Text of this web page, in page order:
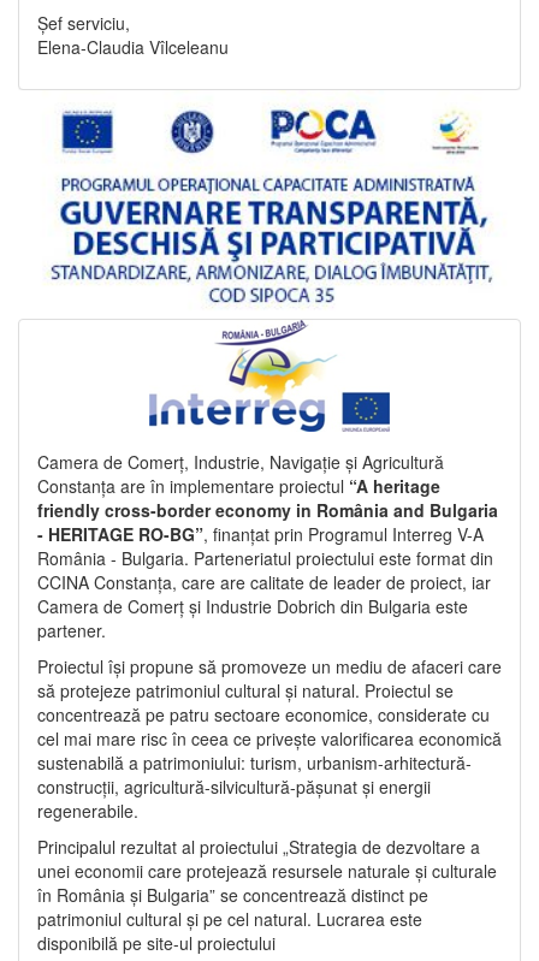
Șef serviciu,
Elena-Claudia Vîlceleanu
Camera de Comerț, Industrie, Navigație și Agricultură
Constanța are în implementare proiectul “A heritage
friendly cross-border economy in România and Bulgaria
- HERITAGE RO-BG”, finanțat prin Programul Interreg V-A
România - Bulgaria. Parteneriatul proiectului este format din
CCINA Constanța, care are calitate de leader de proiect, iar
Camera de Comerț și Industrie Dobrich din Bulgaria este
partener.
Proiectul își propune să promoveze un mediu de afaceri care
să protejeze patrimoniul cultural și natural. Proiectul se
concentrează pe patru sectoare economice, considerate cu
cel mai mare risc în ceea ce privește valorificarea economică
sustenabilă a patrimoniului: turism, urbanism-arhitectură-
construcții, agricultură-silvicultură-pășunat și energii
regenerabile.
Principalul rezultat al proiectului „Strategia de dezvoltare a
unei economii care protejează resursele naturale și culturale
în România și Bulgaria” se concentrează distinct pe
patrimoniul cultural și pe cel natural. Lucrarea este
disponibilă pe site-ul proiectului